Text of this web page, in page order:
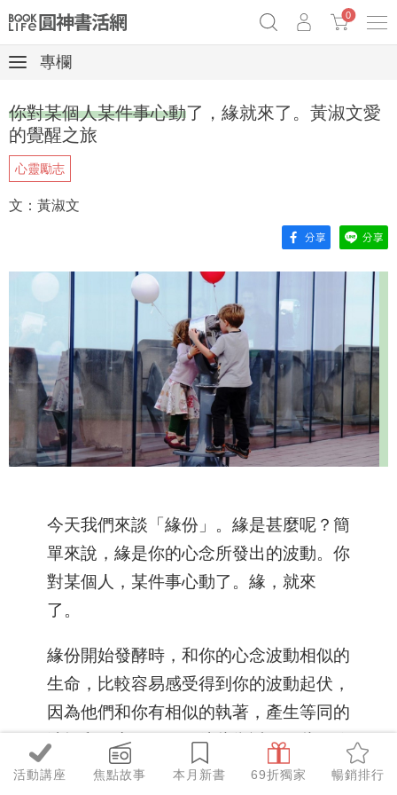
Netflix話題章魚小說！
0
活動講座 焦點故事 本月新書 69折獨家 暢銷排行
專欄
你對某個人某件事心動了，緣就來了。黃淑文愛
的覺醒之旅
心靈勵志
文：黃淑文
今天我們來談「緣份」。緣是甚麼呢？簡
單來說，緣是你的心念所發出的波動。你
對某個人，某件事心動了。緣，就來
了。
緣份開始發酵時，和你的心念波動相似的
生命，比較容易感受得到你的波動起伏，
因為他們和你有相似的執著，產生等同的
波幅和引力，吸引了彼此靠近。因此，你
會覺得和他們很投緣，氣味相投，磁場相